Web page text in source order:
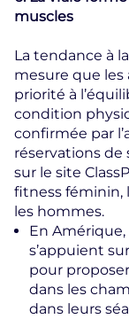
muscles
La tendance à
mesure que
priorité à
condition
confirmée par
réservations de
sur le site
fitness féminin,
les hommes.
En
s’appuient
pour
dans les
dans leurs